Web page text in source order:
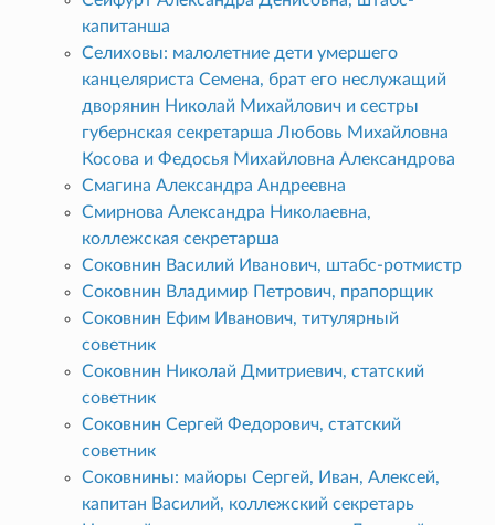
капитанша
Селиховы: малолетние дети умершего
канцеляриста Семена, брат его неслужащий
дворянин Николай Михайлович и сестры
губернская секретарша Любовь Михайловна
Косова и Федосья Михайловна Александрова
Смагина Александра Андреевна
Смирнова Александра Николаевна,
коллежская секретарша
Соковнин Василий Иванович, штабс-ротмистр
Соковнин Владимир Петрович, прапорщик
Соковнин Ефим Иванович, титулярный
советник
Соковнин Николай Дмитриевич, статский
советник
Соковнин Сергей Федорович, статский
советник
Соковнины: майоры Сергей, Иван, Алексей,
капитан Василий, коллежский секретарь